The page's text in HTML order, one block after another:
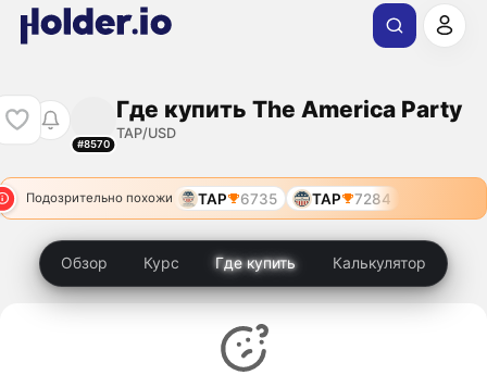
#8570
Где купить The America Party
TAP/USD
Подозрительно похожи TAP 6735 TAP 7284
Обзор Курс Где купить Калькулятор